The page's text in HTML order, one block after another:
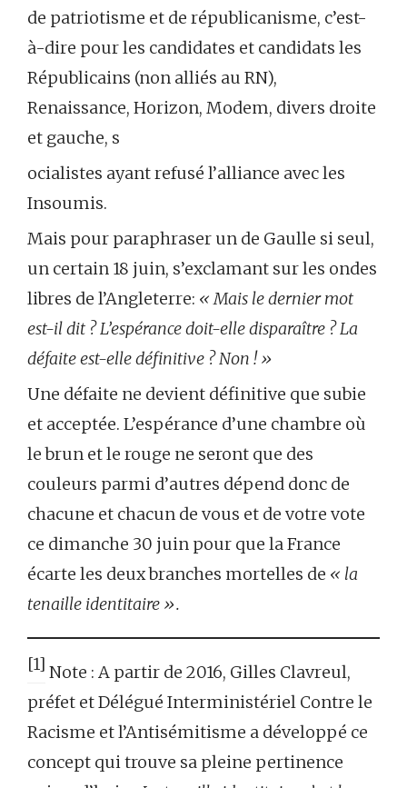
de patriotisme et de républicanisme, c’est-
à-dire pour les candidates et candidats les
Républicains (non alliés au RN),
Renaissance, Horizon, Modem, divers droite
et gauche, s
ocialistes ayant refusé l’alliance avec les
Insoumis.
Mais pour paraphraser un de Gaulle si seul,
un certain 18 juin, s’exclamant sur les ondes
libres de l’Angleterre: « Mais le dernier mot
est-il dit ? L’espérance doit-elle disparaître ? La
défaite est-elle définitive ? Non ! »
Une défaite ne devient définitive que subie
et acceptée. L’espérance d’une chambre où
le brun et le rouge ne seront que des
couleurs parmi d’autres dépend donc de
chacune et chacun de vous et de votre vote
ce dimanche 30 juin pour que la France
écarte les deux branches mortelles de « la
tenaille identitaire ».
[1] Note : A partir de 2016, Gilles Clavreul,
préfet et Délégué Interministériel Contre le
Racisme et l’Antisémitisme a développé ce
concept qui trouve sa pleine pertinence